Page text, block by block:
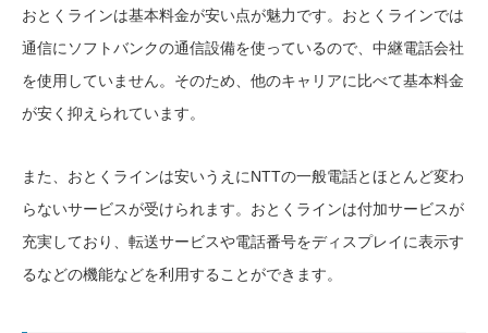
おとくラインは基本料金が安い点が魅力です。おとくラインでは
通信にソフトバンクの通信設備を使っているので、中継電話会社
を使用していません。そのため、他のキャリアに比べて基本料金
が安く抑えられています。
また、おとくラインは安いうえにNTTの一般電話とほとんど変わ
らないサービスが受けられます。おとくラインは付加サービスが
充実しており、転送サービスや電話番号をディスプレイに表示す
るなどの機能などを利用することができます。